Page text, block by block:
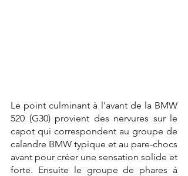
Le point culminant à l'avant de la BMW
520 (G30) provient des nervures sur le
capot qui correspondent au groupe de
calandre BMW typique et au pare-chocs
avant pour créer une sensation solide et
forte. Ensuite le groupe de phares à